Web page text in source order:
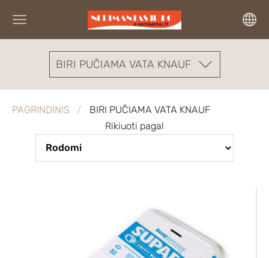
BIRI PUČIAMA VATA KNAUF
PAGRINDINIS
BIRI PUČIAMA VATA KNAUF
Rikiuoti pagal